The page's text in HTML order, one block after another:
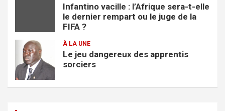
Infantino vacille : l’Afrique sera-t-elle
le dernier rempart ou le juge de la
FIFA ?
À LA UNE
Le jeu dangereux des apprentis
sorciers